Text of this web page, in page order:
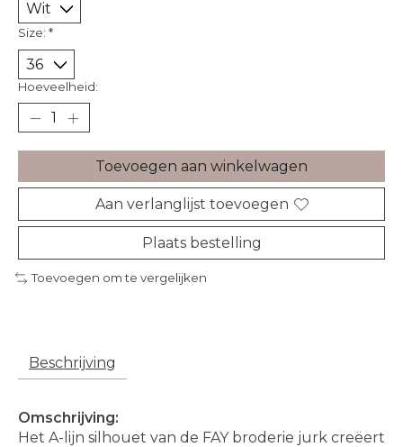
Size: *
Hoeveelheid:
Toevoegen aan winkelwagen
Aan verlanglijst toevoegen
Plaats bestelling
Toevoegen om te vergelijken
Beschrijving
Omschrijving:
Het A-lijn silhouet van de FAY broderie jurk creëert